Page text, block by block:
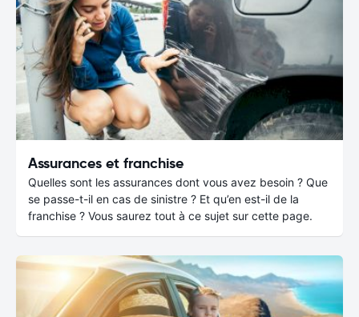
Assurances et franchise
Quelles sont les assurances dont vous avez besoin ? Que
se passe-t-il en cas de sinistre ? Et qu’en est-il de la
franchise ? Vous saurez tout à ce sujet sur cette page.